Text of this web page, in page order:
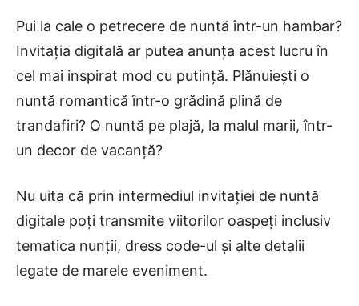
Pui la cale o petrecere de nuntă într-un hambar?
Invitația digitală ar putea anunța acest lucru în
cel mai inspirat mod cu putință. Plănuiești o
nuntă romantică într-o grădină plină de
trandafiri? O nuntă pe plajă, la malul marii, într-
un decor de vacanță?
Nu uita că prin intermediul invitației de nuntă
digitale poți transmite viitorilor oaspeți inclusiv
tematica nunții, dress code-ul și alte detalii
legate de marele eveniment.